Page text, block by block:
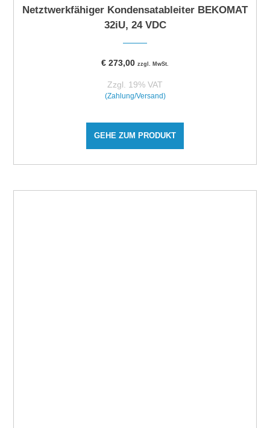
Netztwerkfähiger Kondensatableiter BEKOMAT
32iU, 24 VDC
€ 273,00 zzgl. MwSt.
Zzgl. 19% VAT
(Zahlung/Versand)
GEHE ZUM PRODUKT